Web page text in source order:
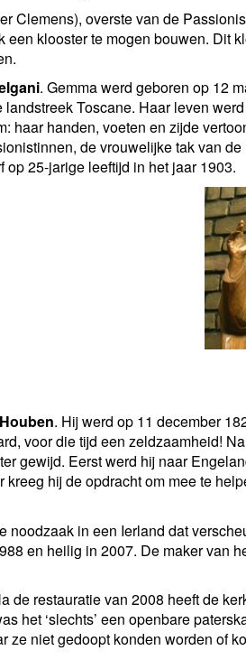
Clemens), overste van de
klooster te mogen bouwen. Dit
. Gemma werd geboren op 12
Toscane. Haar leven
haar handen, voeten en zijde
de vrouwelijke tak van
25-jarige leeftijd in het jaar 1903.
. Hij werd op 11 december
voor die tijd een zeldzaamheid!
gewijd. Eerst werd hij naar
hij de opdracht om mee te
in een Ierland dat
en heilig in 2007. De maker van
de restauratie van 2008 heeft de
het ‘slechts’ een openbare
ze niet gedoopt konden worden of